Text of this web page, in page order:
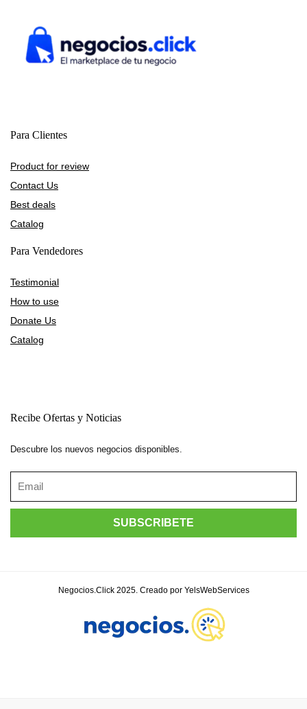
Para Clientes
Product for review
Contact Us
Best deals
Catalog
Para Vendedores
Testimonial
How to use
Donate Us
Catalog
Recibe Ofertas y Noticias
Descubre los nuevos negocios disponibles.
Negocios.Click 2025. Creado por YelsWebServices